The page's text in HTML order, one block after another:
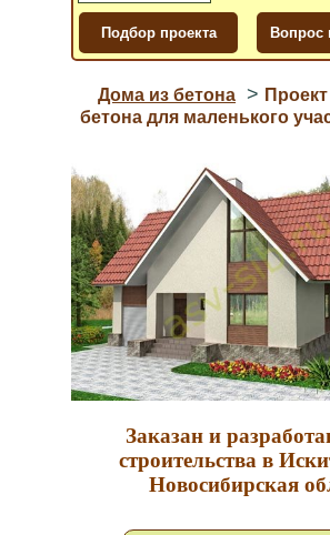
Дома из бетона >
бетона для маленького
Заказан и
строительства в
Новосибирская